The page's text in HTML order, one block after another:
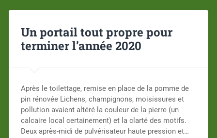
Un portail tout propre pour
terminer l’année 2020
Après le toilettage, remise en place de la pomme de
pin rénovée Lichens, champignons, moisissures et
pollution avaient altéré la couleur de la pierre (un
calcaire local certainement) et la clarté des motifs.
Deux après-midi de pulvérisateur haute pression et…